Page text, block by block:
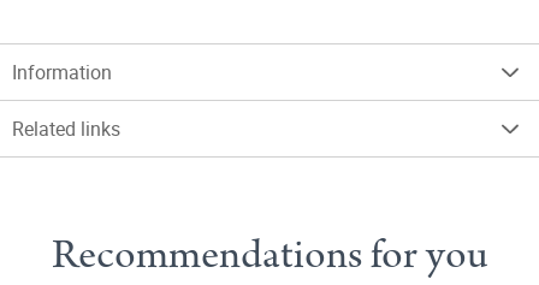
Information
Related links
Recommendations for you